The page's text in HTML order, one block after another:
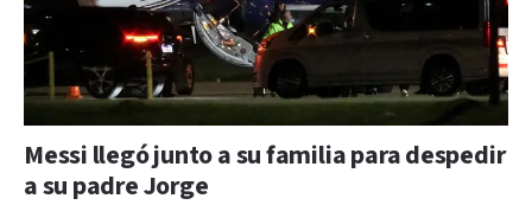
Messi llegó junto a su familia para despedir
a su padre Jorge